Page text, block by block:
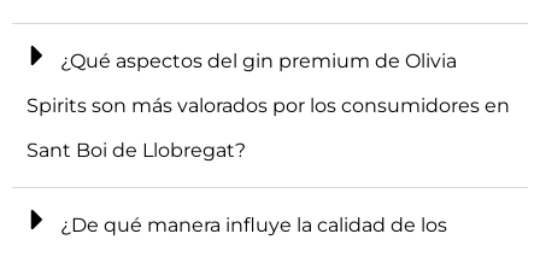
¿Qué aspectos del gin premium de Olivia
Spirits son más valorados por los consumidores en
Sant Boi de Llobregat?
¿De qué manera influye la calidad de los